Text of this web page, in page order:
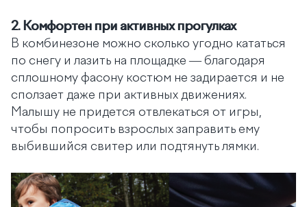
2. Комфортен при активных прогулках
В комбинезоне можно сколько угодно кататься
по снегу и лазить на площадке — благодаря
сплошному фасону костюм не задирается и не
сползает даже при активных движениях.
Малышу не придется отвлекаться от игры,
чтобы попросить взрослых заправить ему
выбившийся свитер или подтянуть лямки.